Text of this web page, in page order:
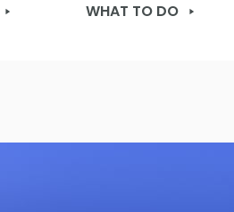
WHAT TO DO